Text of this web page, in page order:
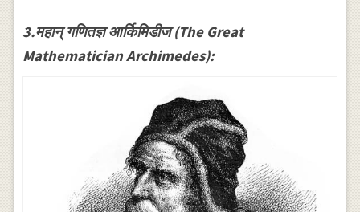
3.महान् गणितज्ञ आर्किमिडीज (The Great
Mathematician Archimedes):